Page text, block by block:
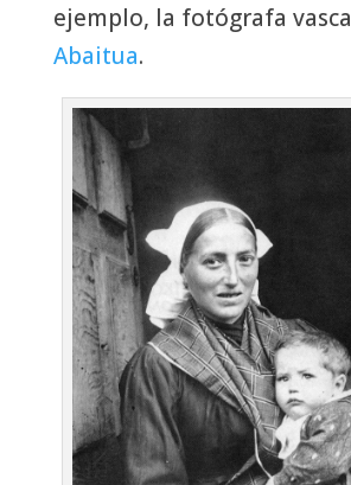
ejemplo, la fotógrafa vasca
Abaitua.